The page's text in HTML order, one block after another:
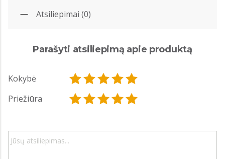
Atsiliepimai (0)
Parašyti atsiliepimą apie produktą
Kokybė
Priežiūra